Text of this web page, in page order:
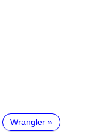
Wrangler